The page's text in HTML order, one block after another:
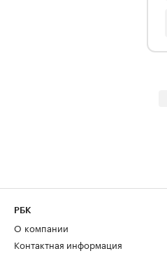
РБК
О компании
Контактная информация